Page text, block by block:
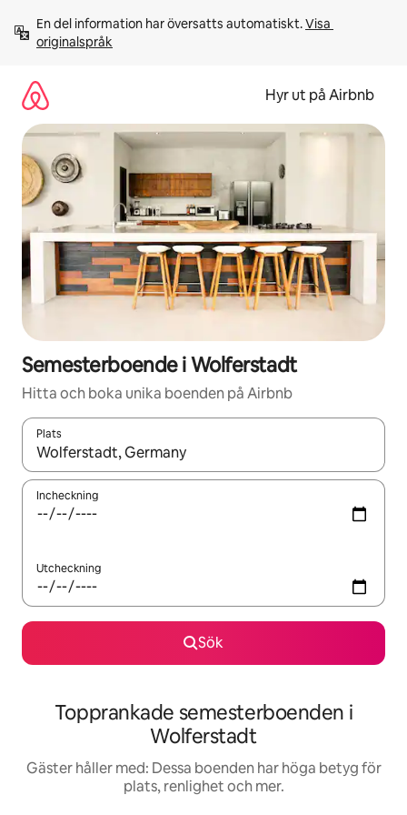
innehåll
En del information har översatts automatiskt. Visa
originalspråk
Hyr ut på Airbnb
Semesterboende i Wolferstadt
Hitta och boka unika boenden på Airbnb
Plats
När resultaten är tillgängliga kan du navigera med upp- och
Incheckning
Utcheckning
Sök
Topprankade semesterboenden i
Wolferstadt
Gäster håller med: Dessa boenden har höga betyg för
plats, renlighet och mer.